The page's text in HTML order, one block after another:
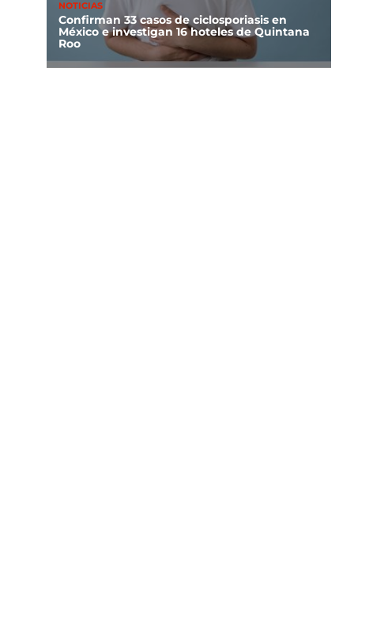
NOTICIAS
Confirman 33 casos de ciclosporiasis en
México e investigan 16 hoteles de Quintana
Roo